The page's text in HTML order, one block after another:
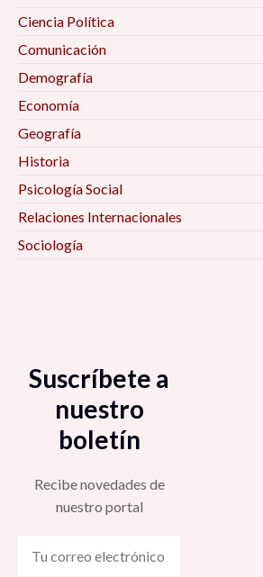
Ciencia Política
Comunicación
Demografía
Economía
Geografía
Historia
Psicología Social
Relaciones Internacionales
Sociología
Suscríbete a
nuestro
boletín
Recibe novedades de
nuestro portal